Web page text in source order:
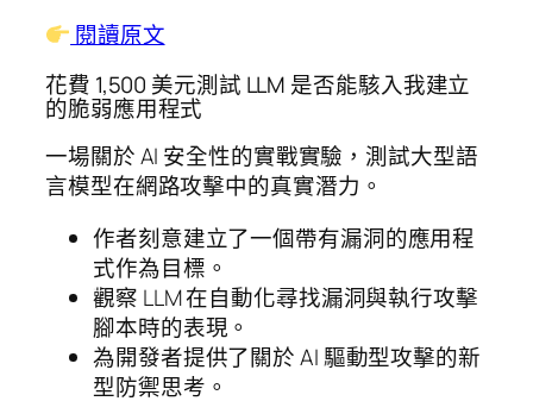
閱讀原文
花費 1,500 美元測試 LLM 是否能駭入我建立
的脆弱應用程式
一場關於 AI 安全性的實戰實驗，測試大型語
言模型在網路攻擊中的真實潛力。
作者刻意建立了一個帶有漏洞的應用程
式作為目標。
觀察 LLM 在自動化尋找漏洞與執行攻擊
腳本時的表現。
為開發者提供了關於 AI 驅動型攻擊的新
型防禦思考。